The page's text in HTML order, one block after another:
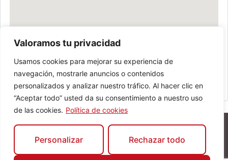
Valoramos tu privacidad
Usamos cookies para mejorar su experiencia de
navegación, mostrarle anuncios o contenidos
personalizados y analizar nuestro tráfico. Al hacer clic en
“Aceptar todo” usted da su consentimiento a nuestro uso
de las cookies. Política de cookies
Personalizar Rechazar todo